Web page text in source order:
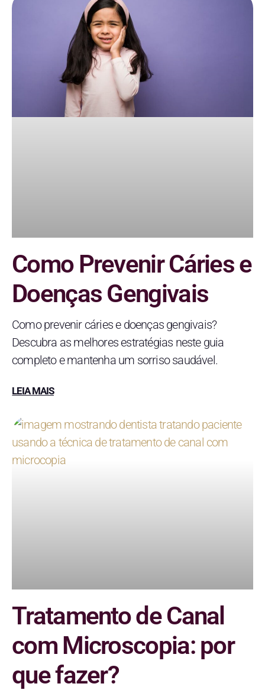
Como Prevenir Cáries e
Doenças Gengivais
Como prevenir cáries e doenças gengivais?
Descubra as melhores estratégias neste guia
completo e mantenha um sorriso saudável.
LEIA MAIS
Tratamento de Canal
com Microscopia: por
que fazer?